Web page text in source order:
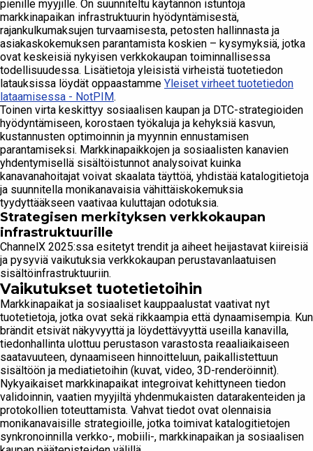
pienille myyjille. On suunniteltu käytännön istuntoja
markkinapaikan infrastruktuurin hyödyntämisestä,
rajankulkumaksujen turvaamisesta, petosten hallinnasta ja
asiakaskokemuksen parantamista koskien – kysymyksiä, jotka
ovat keskeisiä nykyisen verkkokaupan toiminnallisessa
todellisuudessa. Lisätietoja yleisistä virheistä tuotetiedon
latauksissa löydät oppaastamme Yleiset virheet tuotetiedon
lataamisessa - NotPIM.
Toinen virta keskittyy sosiaalisen kaupan ja DTC-strategioiden
hyödyntämiseen, korostaen työkaluja ja kehyksiä kasvun,
kustannusten optimoinnin ja myynnin ennustamisen
parantamiseksi. Markkinapaikkojen ja sosiaalisten kanavien
yhdentymisellä sisältöistunnot analysoivat kuinka
kanavanahoitajat voivat skaalata täyttöä, yhdistää katalogitietoja
ja suunnitella monikanavaisia vähittäiskokemuksia
tyydyttääkseen vaativaa kuluttajan odotuksia.
Strategisen merkityksen verkkokaupan
infrastruktuurille
ChannelX 2025:ssa esitetyt trendit ja aiheet heijastavat kiireisiä
ja pysyviä vaikutuksia verkkokaupan perustavanlaatuisen
sisältöinfrastruktuuriin.
Vaikutukset tuotetietoihin
Markkinapaikat ja sosiaaliset kauppaalustat vaativat nyt
tuotetietoja, jotka ovat sekä rikkaampia että dynaamisempia. Kun
brändit etsivät näkyvyyttä ja löydettävyyttä useilla kanavilla,
tiedonhallinta ulottuu perustason varastosta reaaliaikaiseen
saatavuuteen, dynaamiseen hinnoitteluun, paikallistettuun
sisältöön ja mediatietoihin (kuvat, video, 3D-renderöinnit).
Nykyaikaiset markkinapaikat integroivat kehittyneen tiedon
validoinnin, vaatien myyjiltä yhdenmukaisten datarakenteiden ja
protokollien toteuttamista. Vahvat tiedot ovat olennaisia
monikanavaisille strategioille, jotka toimivat katalogitietojen
synkronoinnilla verkko-, mobiili-, markkinapaikan ja sosiaalisen